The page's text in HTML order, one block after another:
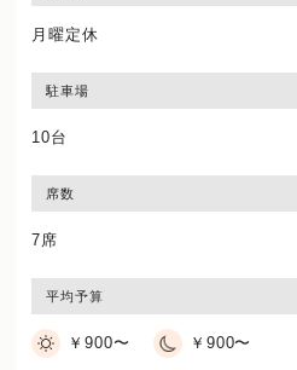
月曜定休
駐車場
10台
席数
7席
平均予算
￥900〜 ￥900〜